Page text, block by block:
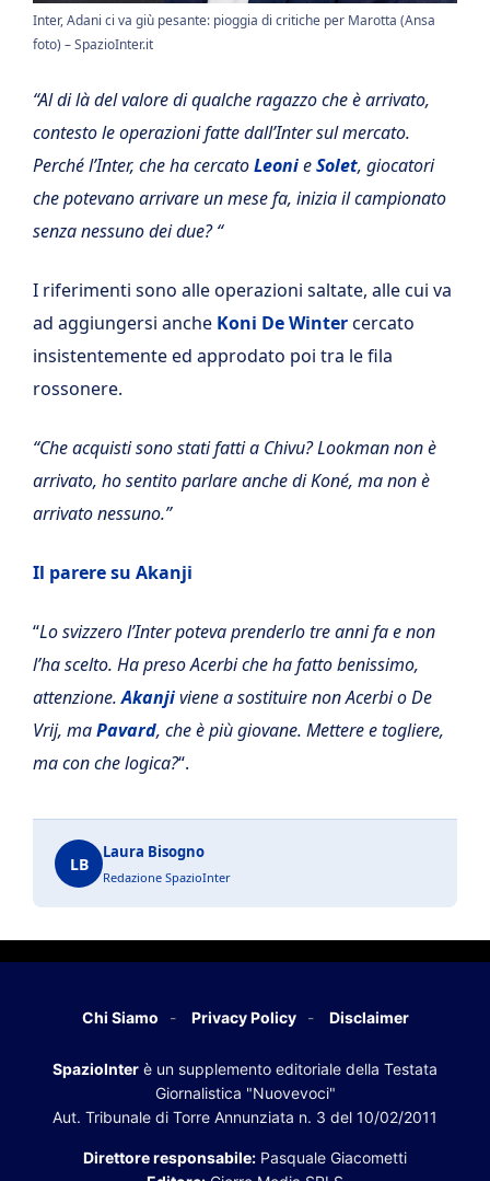
Inter, Adani ci va giù pesante: pioggia di critiche per Marotta (Ansa
foto) – SpazioInter.it
“Al di là del valore di qualche ragazzo che è arrivato,
contesto le operazioni fatte dall’Inter sul mercato.
Perché l’Inter, che ha cercatoLeonieSolet, giocatori
che potevano arrivare un mese fa, inizia il campionato
senza nessuno dei due? “
I riferimenti sono alle operazioni saltate, alle cui va
ad aggiungersi anche Koni De Wintercercato
insistentemente ed approdato poi tra le fila
rossonere.
“Che acquisti sono stati fatti a Chivu? Lookman non è
arrivato, ho sentito parlare anche di Koné, ma non è
arrivato nessuno.”
Il parere su Akanji
“Lo svizzero l’Inter poteva prenderlo tre anni fa e non
l’ha scelto. Ha preso Acerbi che ha fatto benissimo,
attenzione.Akanjiviene a sostituire non Acerbi o De
Vrij, maPavard, che è più giovane. Mettere e togliere,
ma con che logica?“.
LB
Laura Bisogno
Redazione SpazioInter
Chi Siamo Privacy Policy Disclaimer
SpazioInter è un supplemento editoriale della Testata
Giornalistica "Nuovevoci"
Aut. Tribunale di Torre Annunziata n. 3 del 10/02/2011
Direttore responsabile: Pasquale Giacometti